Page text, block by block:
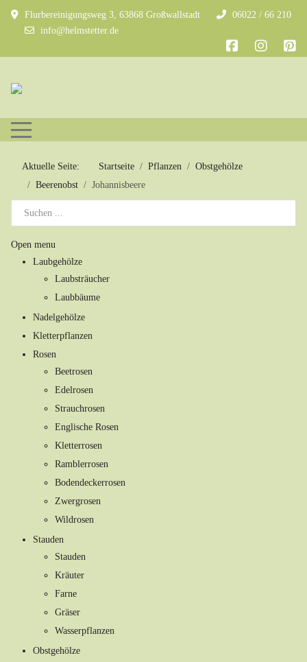
Flurbereinigungsweg 3, 63868 Großwallstadt
06022 / 66 210
info@helmstetter.de
Mobile Menu Toggle
Aktuelle Seite: Startseite Pflanzen
Obstgehölze
Beerenobst
Johannisbeere
Open menu
Laubgehölze
Laubsträucher
Laubbäume
Nadelgehölze
Kletterpflanzen
Rosen
Beetrosen
Edelrosen
Strauchrosen
Englische Rosen
Kletterrosen
Ramblerrosen
Bodendeckerrosen
Zwergrosen
Wildrosen
Stauden
Stauden
Kräuter
Farne
Gräser
Wasserpflanzen
Obstgehölze